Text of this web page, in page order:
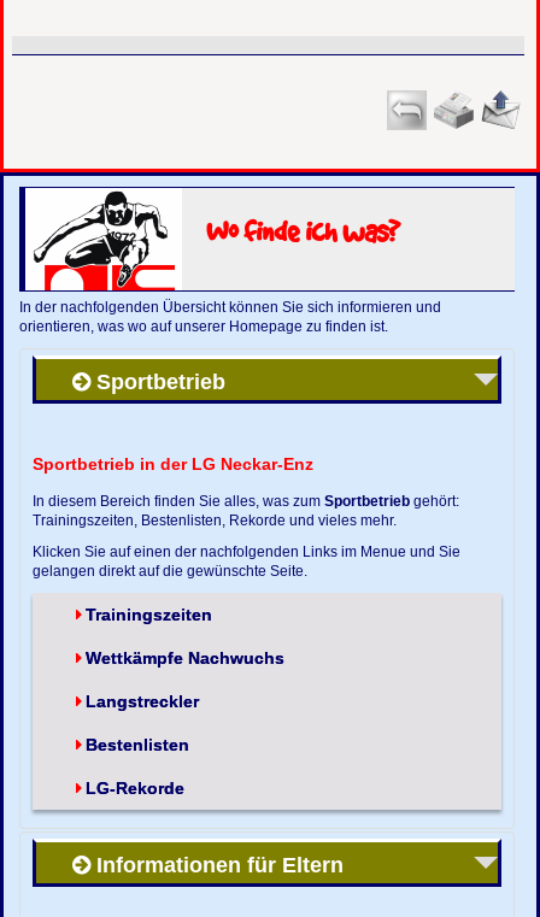
Wo finde ich was?
In der nachfolgenden Übersicht können Sie sich informieren und
orientieren, was wo auf unserer Homepage zu finden ist.
Sportbetrieb
Sportbetrieb in der LG Neckar-Enz
In diesem Bereich finden Sie alles, was zumSportbetrieb gehört:
Trainingszeiten, Bestenlisten, Rekorde und vieles mehr.
Klicken Sie auf einen der nachfolgenden Links im Menue und Sie
gelangen direkt auf die gewünschte Seite.
Trainingszeiten
Wettkämpfe Nachwuchs
Langstreckler
Bestenlisten
LG-Rekorde
Informationen für Eltern